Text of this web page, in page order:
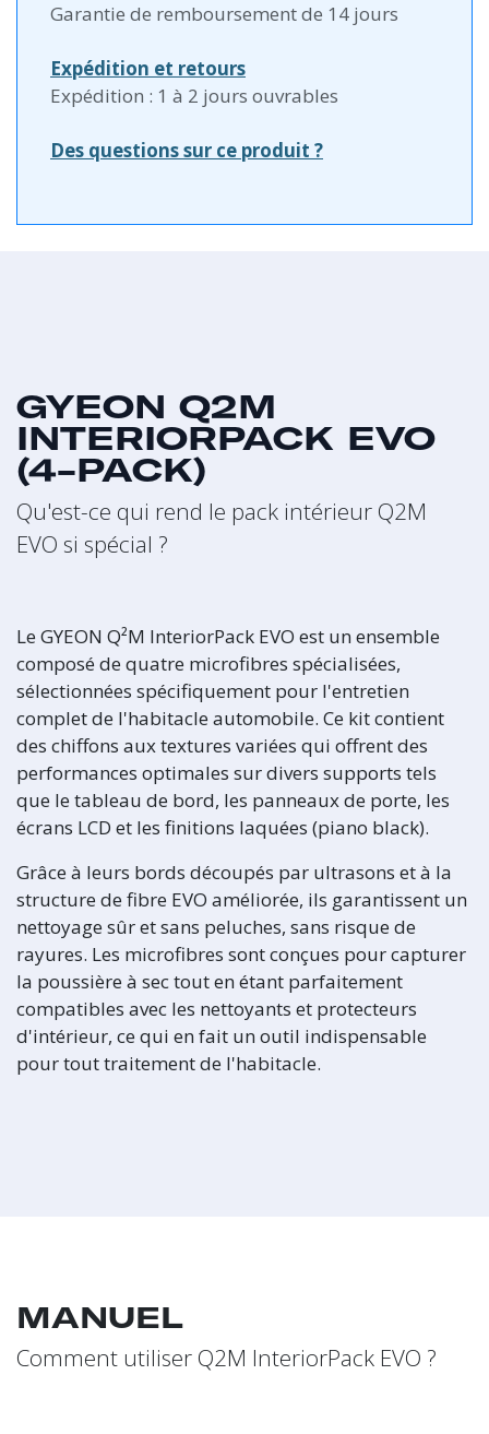
Garantie de remboursement de 14 jours
Expédition et retours
Expédition : 1 à 2 jours ouvrables
Des questions sur ce produit ?
GYEON Q2M
INTERIORPACK EVO
(4-PACK)
Qu'est-ce qui rend le pack intérieur Q2M
EVO si spécial ?
Le GYEON Q²M InteriorPack EVO est un ensemble
composé de quatre microfibres spécialisées,
sélectionnées spécifiquement pour l'entretien
complet de l'habitacle automobile. Ce kit contient
des chiffons aux textures variées qui offrent des
performances optimales sur divers supports tels
que le tableau de bord, les panneaux de porte, les
écrans LCD et les finitions laquées (piano black).
Grâce à leurs bords découpés par ultrasons et à la
structure de fibre EVO améliorée, ils garantissent un
nettoyage sûr et sans peluches, sans risque de
rayures. Les microfibres sont conçues pour capturer
la poussière à sec tout en étant parfaitement
compatibles avec les nettoyants et protecteurs
d'intérieur, ce qui en fait un outil indispensable
pour tout traitement de l'habitacle.
MANUEL
Comment utiliser Q2M InteriorPack EVO ?